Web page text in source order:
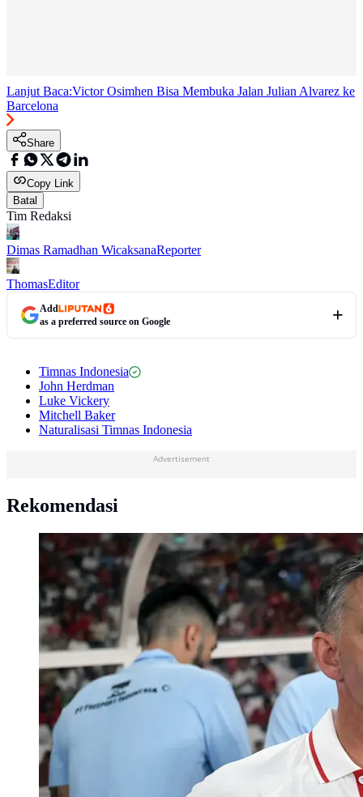
Lanjut Baca:Victor Osimhen Bisa Membuka Jalan Julian Alvarez ke
Barcelona
Share
Copy Link
Batal
Tim Redaksi
Dimas Ramadhan WicaksanaReporter
ThomasEditor
Add
as a preferred source on Google
Timnas Indonesia
John Herdman
Luke Vickery
Mitchell Baker
Naturalisasi Timnas Indonesia
Advertisement
Rekomendasi